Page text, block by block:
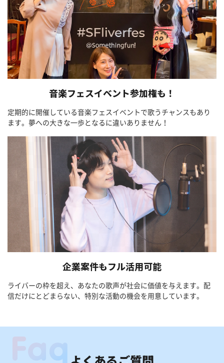
音楽フェスイベント参加権も！
定期的に開催している音楽フェスイベントで歌うチャンスもあり
ます。夢への大きな一歩となるに違いありません！
企業案件もフル活用可能
ライバーの枠を超え、あなたの歌声が社会に価値を与えます。配
信だけにとどまらない、特別な活動の機会を用意しています。